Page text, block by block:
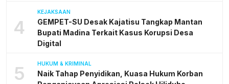
4
KEJAKSAAN
GEMPET-SU Desak Kajatisu Tangkap Mantan
Bupati Madina Terkait Kasus Korupsi Desa
Digital
5 HUKUM & KRIMINAL
Naik Tahap Penyidikan, Kuasa Hukum Korban